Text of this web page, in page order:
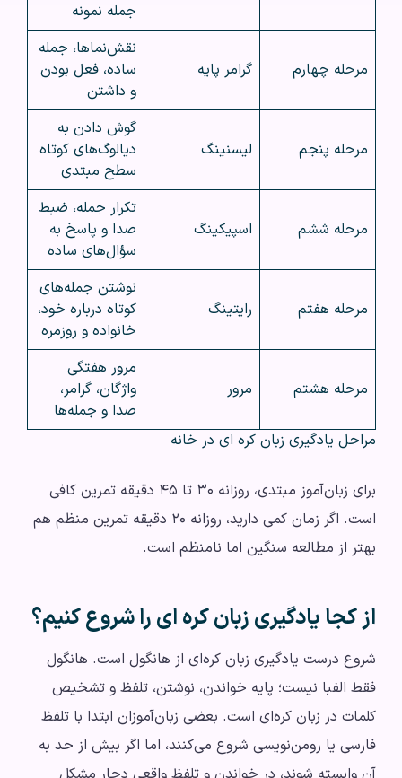
جمله نمونه
مرحله چهارم گرامر پایه
نقش‌نماها، جمله
ساده، فعل بودن
و داشتن
مرحله پنجم لیسنینگ
گوش دادن به
دیالوگ‌های کوتاه
سطح مبتدی
مرحله ششم اسپیکینگ
تکرار جمله، ضبط
صدا و پاسخ به
سؤال‌های ساده
مرحله هفتم رایتینگ
نوشتن جمله‌های
کوتاه درباره خود،
خانواده و روزمره
مرحله هشتم مرور
مرور هفتگی
واژگان، گرامر،
صدا و جمله‌ها
مراحل یادگیری زبان کره ای در خانه
برای زبان‌آموز مبتدی، روزانه ۳۰ تا ۴۵ دقیقه تمرین کافی
است. اگر زمان کمی دارید، روزانه ۲۰ دقیقه تمرین منظم هم
بهتر از مطالعه سنگین اما نامنظم است.
از کجا یادگیری زبان کره‌ ای را شروع کنیم؟
شروع درست یادگیری زبان کره‌ای از هانگول است. هانگول
فقط الفبا نیست؛ پایه خواندن، نوشتن، تلفظ و تشخیص
کلمات در زبان کره‌ای است. بعضی زبان‌آموزان ابتدا با تلفظ
فارسی یا رومن‌نویسی شروع می‌کنند، اما اگر بیش از حد به